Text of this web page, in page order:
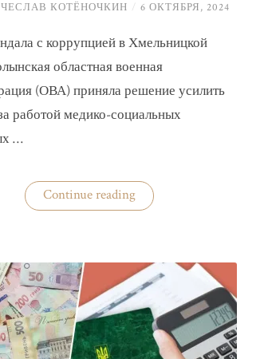
КОТЁНОЧКИН / 6 ОКТЯБРЯ, 2024
с коррупцией в Хмельницкой
областная военная
(ОВА) приняла решение усилить
работой медико-социальных
…
Continue reading«На
Волыни
об
отсрочках
от
мобилизации»